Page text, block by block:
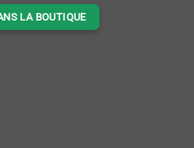
LA BOUTIQUE